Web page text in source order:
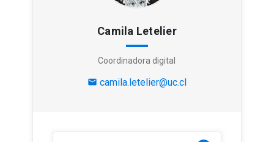
Camila Letelier
Coordinadora digital
mail camila.letelier@uc.cl